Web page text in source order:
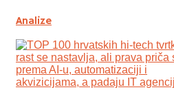
Analize